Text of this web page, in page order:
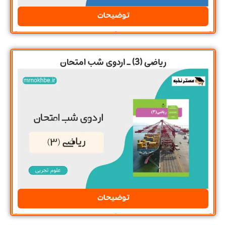
توضیحات
ریاضی (3) ـ اردوی شب امتحان
توضیحات